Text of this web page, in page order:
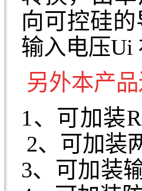
向可控硅
输入电压Ui
另外本产
1、可
2、可加装
3、可